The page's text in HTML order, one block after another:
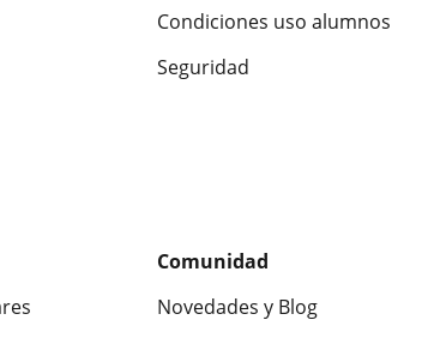
Condiciones uso alumnos
Seguridad
Comunidad
Novedades y Blog